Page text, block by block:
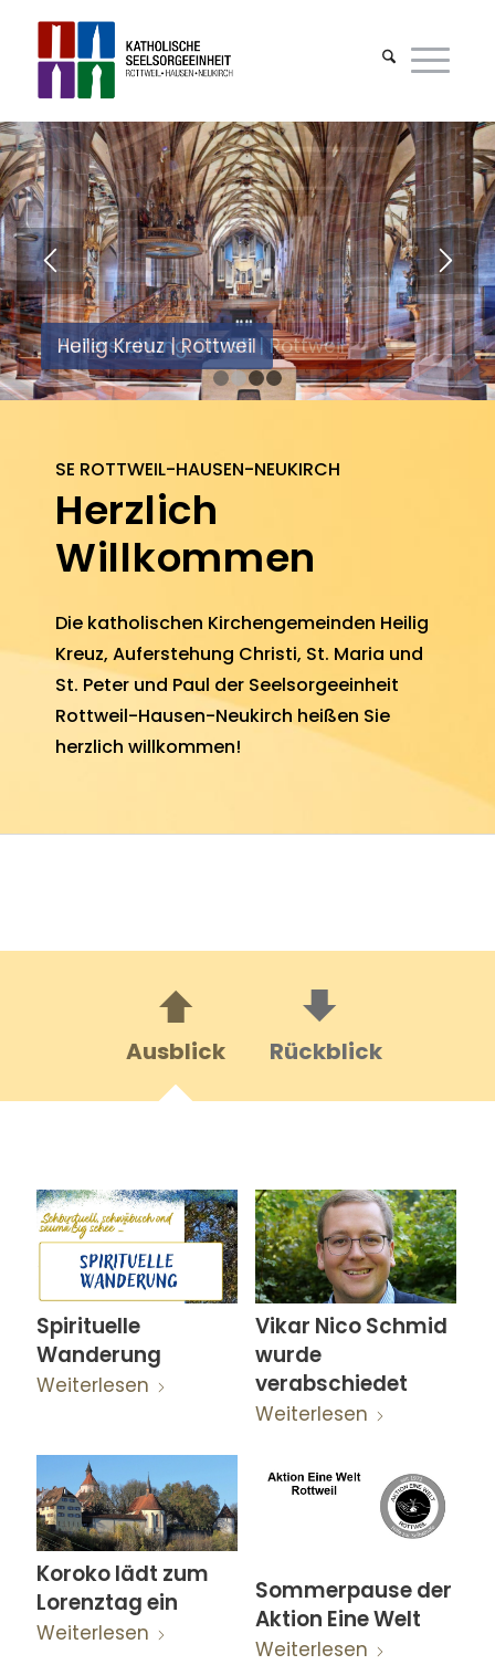
Auferstehung Christi | Rottweil
1 2 3 4
SE ROTTWEIL-HAUSEN-NEUKIRCH
Herzlich
Willkommen
Die katho­lischen Kirchen­ge­meinden Heilig
Kreuz, Aufer­stehung Christi, St. Maria und
St. Peter und Paul der Seel­sorge­einheit
Rottweil-Hausen-Neukirch heißen Sie
herz­lich will­kommen!
Ausblick Rückblick
Spirituelle
Wanderung
Weiterlesen
Vikar Nico Schmid
wurde
verabschiedet
Weiterlesen
Koroko lädt zum
Lorenztag ein
Weiterlesen
Sommerpause der
Aktion Eine Welt
Weiterlesen